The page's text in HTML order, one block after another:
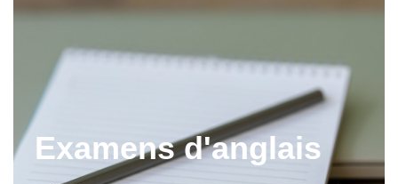
Examens d'anglais